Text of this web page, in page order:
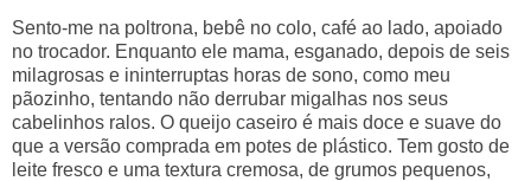
Sento-me na poltrona, bebê no colo, café ao lado, apoiado
no trocador. Enquanto ele mama, esganado, depois de seis
milagrosas e ininterruptas horas de sono, como meu
pãozinho, tentando não derrubar migalhas nos seus
cabelinhos ralos. O queijo caseiro é mais doce e suave do
que a versão comprada em potes de plástico. Tem gosto de
leite fresco e uma textura cremosa, de grumos pequenos,